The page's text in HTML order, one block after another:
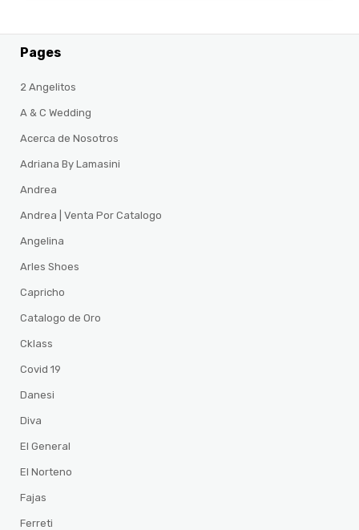
Pages
2 Angelitos
A & C Wedding
Acerca de Nosotros
Adriana By Lamasini
Andrea
Andrea | Venta Por Catalogo
Angelina
Arles Shoes
Capricho
Catalogo de Oro
Cklass
Covid 19
Danesi
Diva
El General
El Norteno
Fajas
Ferreti